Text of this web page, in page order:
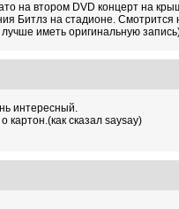
на втором DVD концерт на
Битлз на стадионе. Смотрится
иметь оригинальную
интересный.
сказал saysay)